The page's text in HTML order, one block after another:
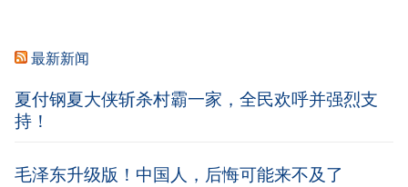
最新新闻
夏付钢夏大侠斩杀村霸一家，全民欢呼并强烈支
持！
毛泽东升级版！中国人，后悔可能来不及了